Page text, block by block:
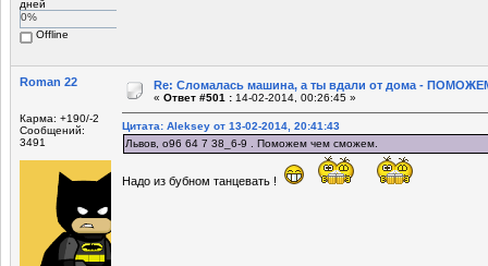
дней
0%
Offline
Roman 22
Карма: +190/-2
Сообщений:
3491
Re: Сломалась машина, а ты вдали от дома -
« Ответ #501 : 14-02-2014, 00:26:45 »
Цитата: Aleksey от 13-02-2014, 20:41:43
Львов, о96 64 7 38_6-9 . Поможем чем сможем.
Надо из бубном танцевать !